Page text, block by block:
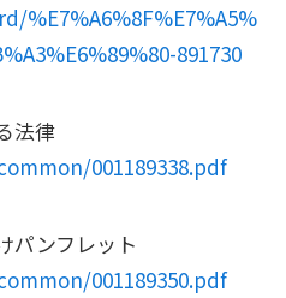
891730
法律
001189338.pdf
パンフレット
001189350.pdf